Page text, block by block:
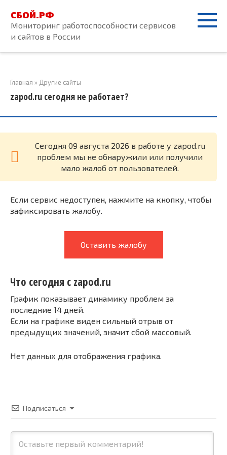
контенту
СБОЙ.РФ
Мониторинг работоспособности сервисов
и сайтов в России
Главная » Другие сайты
zapod.ru сегодня не работает?
Cегодня 09 августа 2026 в работе у zapod.ru
проблем мы не обнаружили или получили
мало жалоб от пользователей.
Если сервис недоступен, нажмите на кнопку, чтобы
зафиксировать жалобу.
Оставить жалобу
Что сегодня с zapod.ru
График показывает динамику проблем за
последние 14 дней.
Если на графике виден сильный отрыв от
предыдущих значений, значит сбой массовый.
Нет данных для отображения графика.
Подписаться